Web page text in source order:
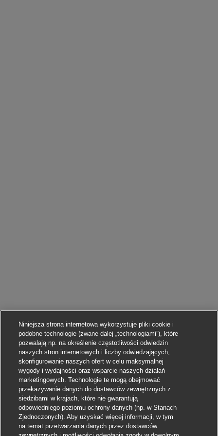
Niniejsza strona internetowa wykorzystuje pliki cookie i
podobne technologie (zwane dalej „technologiami”), które
pozwalają np. na określenie częstotliwości odwiedzin
naszych stron internetowych i liczby odwiedzających,
skonfigurowanie naszych ofert w celu maksymalnej
wygody i wydajności oraz wsparcie naszych działań
marketingowych. Technologie te mogą obejmować
przekazywanie danych do dostawców zewnętrznych z
siedzibami w krajach, które nie gwarantują
odpowiedniego poziomu ochrony danych (np. w Stanach
Zjednoczonych). Aby uzyskać więcej informacji, w tym
na temat przetwarzania danych przez dostawców